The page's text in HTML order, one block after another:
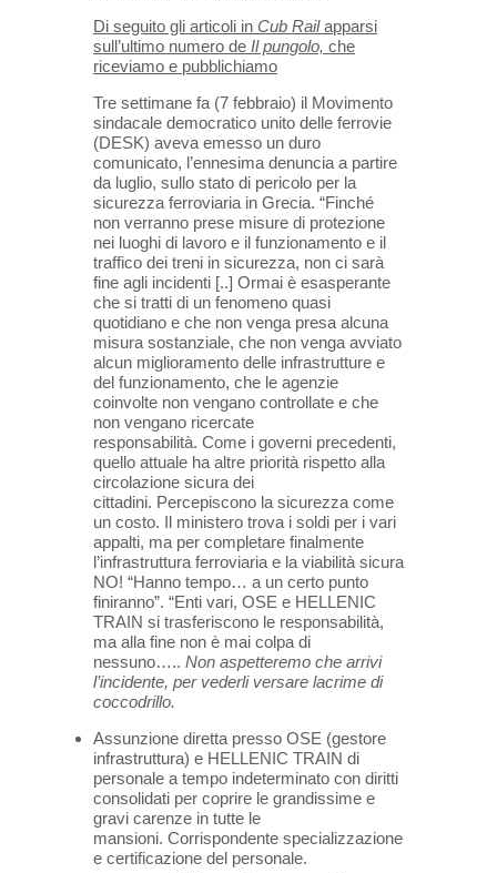
Di seguito gli articoli in Cub Railapparsi
sull’ultimo numero de Il pungolo, che
riceviamo e pubblichiamo
Tre settimane fa (7 febbraio) il Movimento
sindacale democratico unito delle ferrovie
(DESK) aveva emesso un duro
comunicato, l’ennesima denuncia a partire
da luglio, sullo stato di pericolo per la
sicurezza ferroviaria in Grecia. “Finché
non verranno prese misure di protezione
nei luoghi di lavoro e il funzionamento e il
traffico dei treni in sicurezza, non ci sarà
fine agli incidenti [..] Ormai è esasperante
che si tratti di un fenomeno quasi
quotidiano e che non venga presa alcuna
misura sostanziale, che non venga avviato
alcun miglioramento delle infrastrutture e
del funzionamento, che le agenzie
coinvolte non vengano controllate e che
non vengano ricercate
responsabilità. Come i governi precedenti,
quello attuale ha altre priorità rispetto alla
circolazione sicura dei
cittadini. Percepiscono la sicurezza come
un costo. Il ministero trova i soldi per i vari
appalti, ma per completare finalmente
l’infrastruttura ferroviaria e la viabilità sicura
NO! “Hanno tempo… a un certo punto
finiranno”. “Enti vari, OSE e HELLENIC
TRAIN si trasferiscono le responsabilità,
ma alla fine non è mai colpa di
nessuno….. Non aspetteremo che arrivi
l’incidente, per vederli versare lacrime di
coccodrillo.
Assunzione diretta presso OSE (gestore
infrastruttura) e HELLENIC TRAIN di
personale a tempo indeterminato con diritti
consolidati per coprire le grandissime e
gravi carenze in tutte le
mansioni. Corrispondente specializzazione
e certificazione del personale.